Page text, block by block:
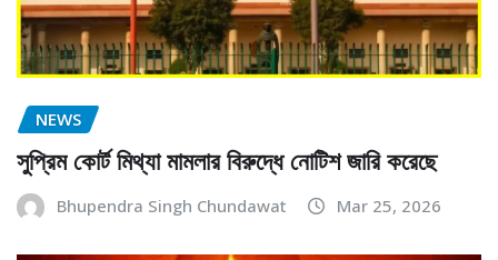
NEWS
সুপ্রিম কোর্ট মিথ্যা মামলার বিরুদ্ধে নোটিশ জারি করেছে
Bhupendra Singh Chundawat Mar 25, 2026